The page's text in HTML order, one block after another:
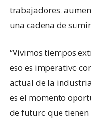
trabajadores,
una cadena de
“Vivimos tiempos
eso es imperativo
actual de la
es el momento
de futuro que tienen